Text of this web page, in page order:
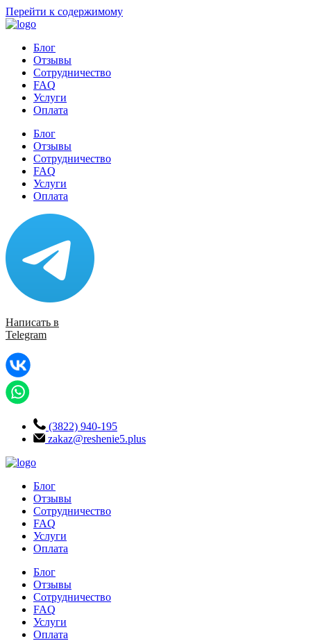
Перейти к содержимому
Блог
Отзывы
Сотрудничество
FAQ
Услуги
Оплата
Блог
Отзывы
Сотрудничество
FAQ
Услуги
Оплата
Написать в
Telegram
(3822) 940-195
zakaz@reshenie5.plus
Блог
Отзывы
Сотрудничество
FAQ
Услуги
Оплата
Блог
Отзывы
Сотрудничество
FAQ
Услуги
Оплата